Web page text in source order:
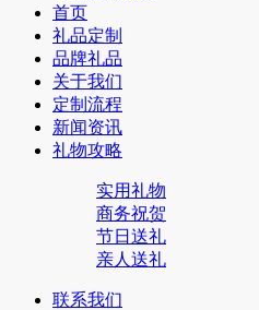
首页
礼品定制
品牌礼品
关于我们
定制流程
新闻资讯
礼物攻略
实用礼物
商务祝贺
节日送礼
亲人送礼
联系我们